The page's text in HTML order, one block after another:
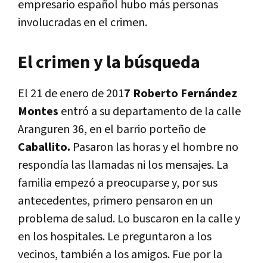
empresario español hubo más personas
involucradas en el crimen.
El crimen y la búsqueda
El 21 de enero de 2017 Roberto Fernández
Montes entró a su departamento de la calle
Aranguren 36, en el barrio porteño de
Caballito. Pasaron las horas y el hombre no
respondía las llamadas ni los mensajes. La
familia empezó a preocuparse y, por sus
antecedentes, primero pensaron en un
problema de salud. Lo buscaron en la calle y
en los hospitales. Le preguntaron a los
vecinos, también a los amigos. Fue por la